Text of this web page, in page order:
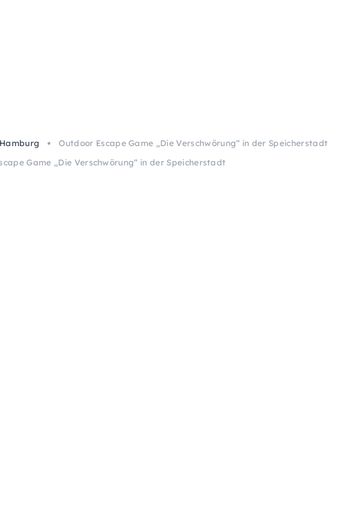
Outdoor Escape Game „Die Verschwörung“ in der Speicherstadt
Game „Die Verschwörung“ in der Speicherstadt